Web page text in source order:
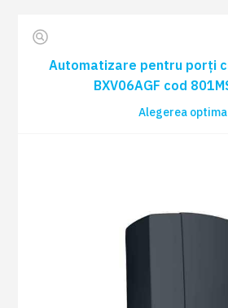
BXV06AGS COD: 801MS-0180
Set de 2 fotocelule cu rază de
Lampă de semnalizare KRX cu
alimentare de 24 V AC - DC
AC cu capac alb COD: 806LA-
Automatizare pentru porți
BXV06AGF cod
Alegerea optima